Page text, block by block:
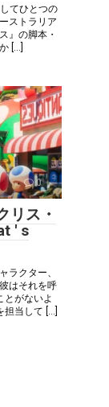
てひとつの
ストラリア
』の脚本・
[…]
0
リス・
' s
ラクター、
はそれを呼
とがないよ
当して […]